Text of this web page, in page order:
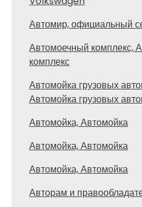
Автомир, официальный
Автомоечный комплекс,
комплекс
Автомойка грузовых
Автомойка грузовых
Автомойка, Автомойка
Автомойка, Автомойка
Автомойка, Автомойка
Авторам и